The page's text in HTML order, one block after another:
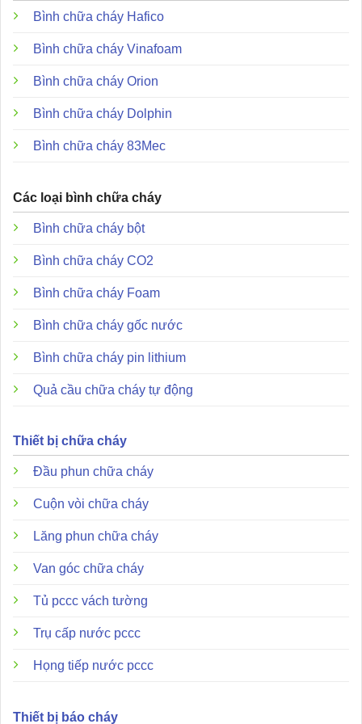
Trọng lượng:Khoảng 145g.
Nhiệt độ hoạt động: Từ -10 độ C đến +55 độ C.
Đặc điểm và ưu điểm nổi bật
Sản phẩm không chỉ đơn thuần là một cảm biến khói mà
còn tích hợp nhiều công nghệ hiện đại mang lại sự khác
biệt rõ rệt so với các dòng máy dò thông thường.
đèn LED képcho phép quan sát trạng thái hoạt động từ
mọi góc độ 360 độ. Trạng thái chờ được biểu thị bằng màu
màu đỏ rực giúp người dùng nhận diện nguy hiểm tức thì.
Bình chữa cháy Hafico
Bình chữa cháy Vinafoam
Bình chữa cháy Orion
Bình chữa cháy Dolphin
Bình chữa cháy 83Mec
Các loại bình chữa cháy
Bình chữa cháy bột
Bình chữa cháy CO2
Bình chữa cháy Foam
Bình chữa cháy gốc nước
Bình chữa cháy pin lithium
Quả cầu chữa cháy tự động
Thiết bị chữa cháy
Đầu phun chữa cháy
Cuộn vòi chữa cháy
Lăng phun chữa cháy
Van góc chữa cháy
Tủ pccc vách tường
Trụ cấp nước pccc
Họng tiếp nước pccc
Thiết bị báo cháy